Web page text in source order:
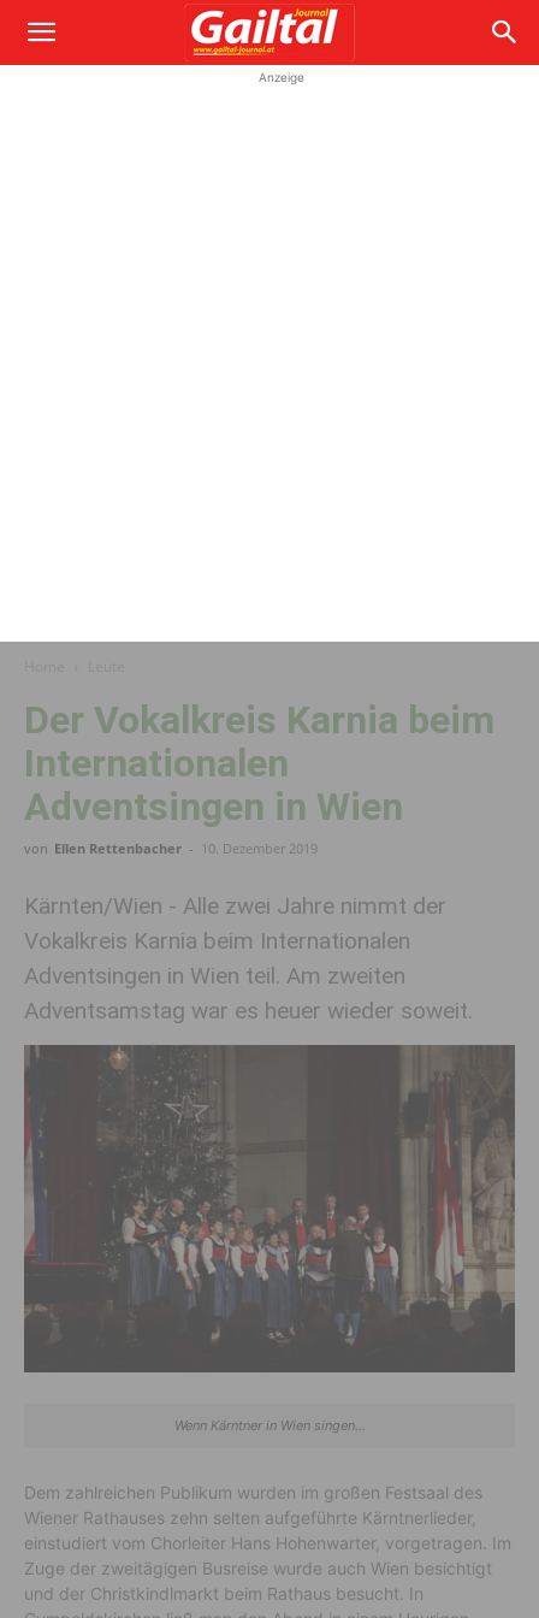
Anzeige
Der Vokalkreis Karnia beim
Internationalen
Adventsingen in Wien
von Ellen Rettenbacher - 10. Dezember 2019
Kärnten/Wien - Alle zwei Jahre nimmt der
Vokalkreis Karnia beim Internationalen
Adventsingen in Wien teil. Am zweiten
Adventsamstag war es heuer wieder soweit.
Wenn Kärntner in Wien singen...
Dem zahlreichen Publikum wurden im großen Festsaal des
Wiener Rathauses zehn selten aufgeführte Kärntnerlieder,
einstudiert vom Chorleiter Hans Hohenwarter, vorgetragen. Im
Zuge der zweitägigen Busreise wurde auch Wien besichtigt
und der Christkindlmarkt beim Rathaus besucht. In